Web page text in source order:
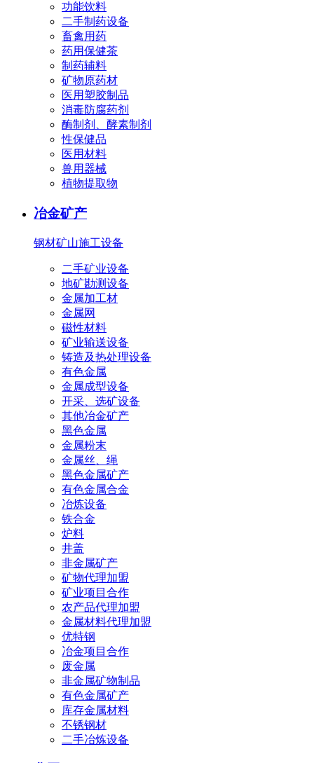
功能饮料
二手制药设备
畜禽用药
药用保健茶
制药辅料
矿物原药材
医用塑胶制品
消毒防腐药剂
酶制剂、酵素制剂
性保健品
医用材料
兽用器械
植物提取物
冶金矿产
钢材矿山施工设备
二手矿业设备
地矿勘测设备
金属加工材
金属网
磁性材料
矿业输送设备
铸造及热处理设备
有色金属
金属成型设备
开采、选矿设备
其他冶金矿产
黑色金属
金属粉末
金属丝、绳
黑色金属矿产
有色金属合金
冶炼设备
铁合金
炉料
井盖
非金属矿产
矿物代理加盟
矿业项目合作
农产品代理加盟
金属材料代理加盟
优特钢
冶金项目合作
废金属
非金属矿物制品
有色金属矿产
库存金属材料
不锈钢材
二手冶炼设备